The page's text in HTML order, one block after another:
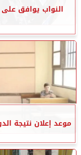
النواب يوافق
موعد إعلان نتيجة